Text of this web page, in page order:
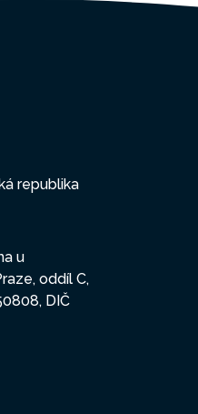
republika
u
oddíl C,
DIČ